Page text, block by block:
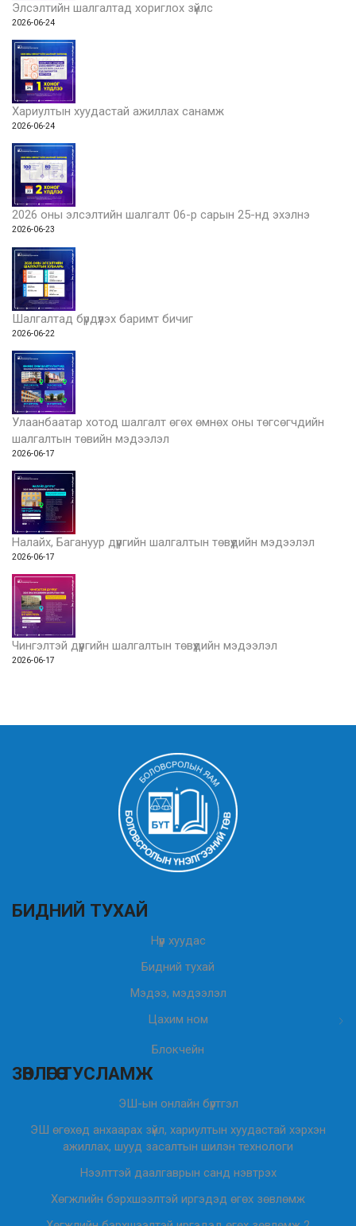
Элсэлтийн шалгалтад хориглох зүйлс
2026-06-24
Хариултын хуудастай ажиллах санамж
2026-06-24
2026 оны элсэлтийн шалгалт 06-р сарын 25-нд эхэлнэ
2026-06-23
Шалгалтад бүрдүүлэх баримт бичиг
2026-06-22
Улаанбаатар хотод шалгалт өгөх өмнөх оны төгсөгчдийн
шалгалтын төвийн мэдээлэл
2026-06-17
Налайх, Багануур дүүргийн шалгалтын төвүүдийн мэдээлэл
2026-06-17
Чингэлтэй дүүргийн шалгалтын төвүүдийн мэдээлэл
2026-06-17
БИДНИЙ ТУХАЙ
Нүүр хуудас
Бидний тухай
Мэдээ, мэдээлэл
Цахим ном
Блокчейн
ЗӨВЛӨГӨӨ ТУСЛАМЖ
ЭШ-ын онлайн бүртгэл
ЭШ өгөхөд анхаарах зүйл, хариултын хуудастай хэрхэн
ажиллах, шууд засалтын шилэн технологи
Нээлттэй даалгаврын санд нэвтрэх
Хөгжлийн бэрхшээлтэй иргэдэд өгөх зөвлөмж